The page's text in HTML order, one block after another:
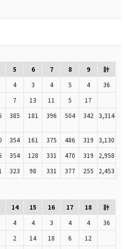
5 6 7 8 9
計
4 3 4 5 4
36
7 13 11 5
17
385 181 396 504 342 3,314
354 161 375 486 319
3,130
354 128 331 470 319
2,958
323 98 331 377 255 2,453
14 15 16 17 18
計
4 4 3 4 4
36
2 14 18 6
12